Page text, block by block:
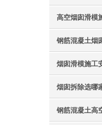
高空烟囱滑模
烟囱滑模施工
烟囱拆除选哪
钢筋混凝土高